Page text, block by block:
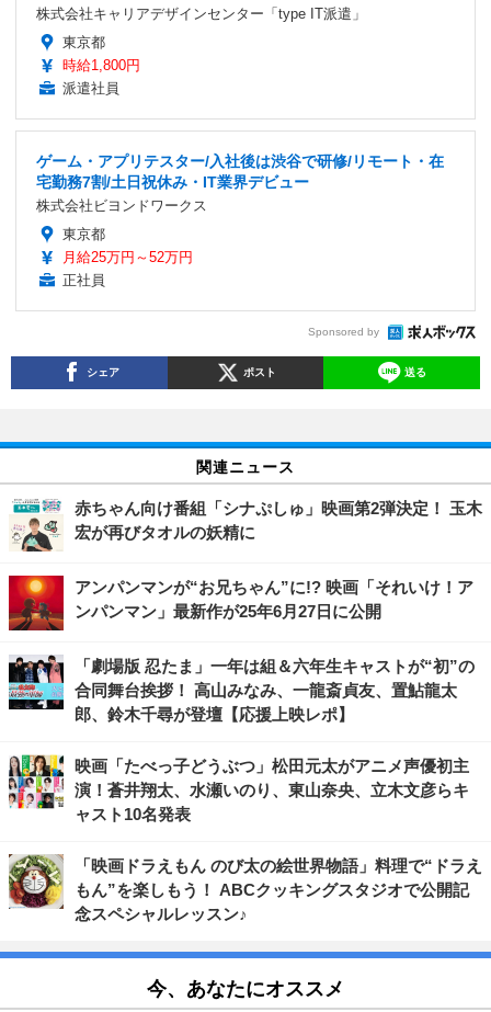
株式会社キャリアデザインセンター「type IT派遣」
東京都
時給1,800円
派遣社員
ゲーム・アプリテスター/入社後は渋谷で研修/リモート・在
宅勤務7割/土日祝休み・IT業界デビュー
株式会社ビヨンドワークス
東京都
月給25万円～52万円
正社員
Sponsored by
シェア ポスト 送る
関連ニュース
赤ちゃん向け番組「シナぷしゅ」映画第2弾決定！ 玉木
宏が再びタオルの妖精に
アンパンマンが“お兄ちゃん”に!? 映画「それいけ！ア
ンパンマン」最新作が25年6月27日に公開
「劇場版 忍たま」一年は組＆六年生キャストが“初”の
合同舞台挨拶！ 高山みなみ、一龍斎貞友、置鮎龍太
郎、鈴木千尋が登壇【応援上映レポ】
映画「たべっ子どうぶつ」松田元太がアニメ声優初主
演！蒼井翔太、水瀬いのり、東山奈央、立木文彦らキ
ャスト10名発表
「映画ドラえもん のび太の絵世界物語」料理で“ドラえ
もん”を楽しもう！ ABCクッキングスタジオで公開記
念スペシャルレッスン♪
今、あなたにオススメ